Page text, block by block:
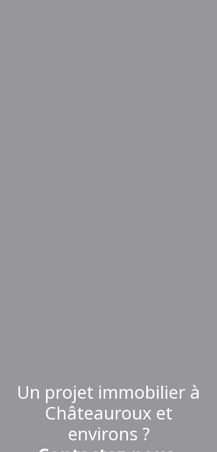
Un projet immobilier à
Châteauroux et
environs ?